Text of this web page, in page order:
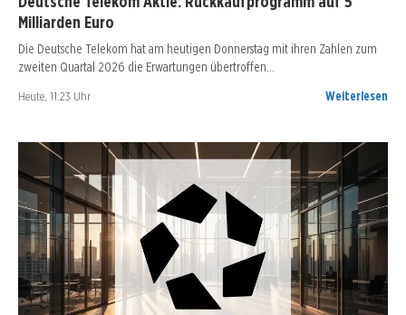
Milliarden Euro
Die Deutsche Telekom hat am heutigen Donnerstag mit ihren Zahlen zum
zweiten Quartal 2026 die Erwartungen übertroffen…
Heute, 11:23 Uhr Weiterlesen